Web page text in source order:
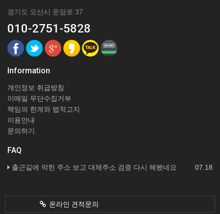
경기도 오산시 운암로 37
010-2751-5828
Information
개인정보 취급방침
이메일 무단수집거부
책임의 한계와 법적고지
이용안내
문의하기
FAQ
07.18
출근길에 막힌 주소 보고 대체주소 검증 다시 해봤네요
온라인 견적문의